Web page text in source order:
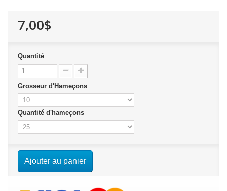
7,00$
Quantité
Grosseur d'Hameçons
Quantité d'hameçons
Ajouter au panier